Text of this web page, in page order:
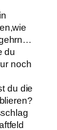
du
noch
du die